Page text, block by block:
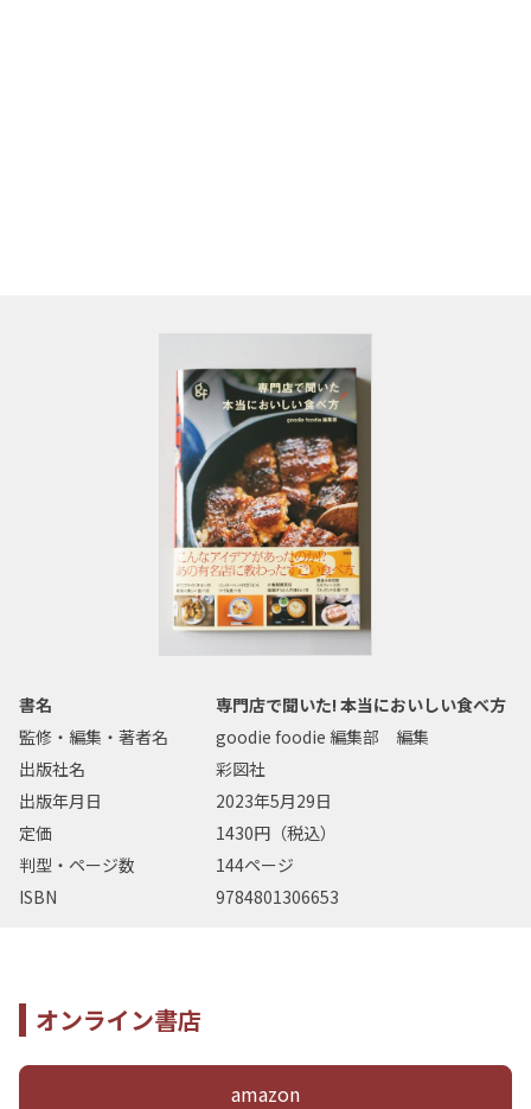
書名
専門店で聞いた! 本当においしい食べ方
監修・編集・著者名
goodie foodie 編集部 編集
出版社名
彩図社
出版年月日
2023年5月29日
定価
1430円（税込）
判型・ページ数
144ページ
ISBN
9784801306653
オンライン書店
amazon